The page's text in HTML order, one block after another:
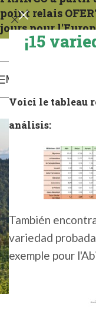
¡15
Voici le tableau
análisis:
También
variedad
exemple pour
point relais
jours pour
Expéditions tous les
MENÚ